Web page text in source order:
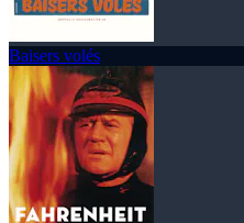
Baisers volés